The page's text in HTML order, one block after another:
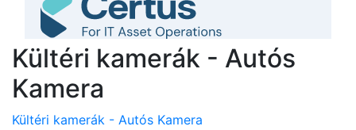
Kültéri kamerák - Autós
Kamera
Kültéri kamerák - Autós Kamera